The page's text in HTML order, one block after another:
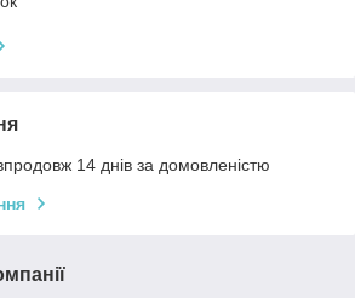
14 днів за домовленістю